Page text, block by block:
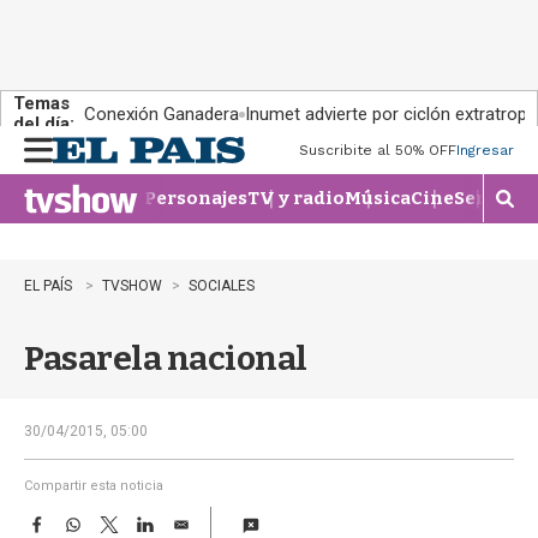
Temas
del día: Conexión Ganadera Inumet advierte por ciclón
n
u
Suscribite al 50% OFFIngresar
PersonajesTV y radioMúsicaCineSeries
M
o
EL PAÍS TVSHOW SOCIALES
Pasarela nacional
30/04/2015, 05:00
Compartir esta noticia
F
W
T
L
E